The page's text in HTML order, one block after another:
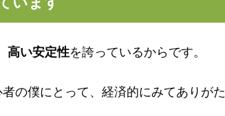
高い安定性を誇っているからです。
の僕にとって、経済的にみてありがた